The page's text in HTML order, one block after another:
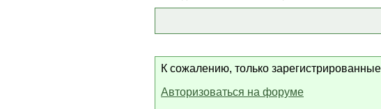
К сожалению, только
Авторизоваться на форуме